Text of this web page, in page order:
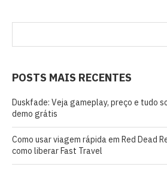
POSTS MAIS RECENTES
Duskfade: Veja gameplay, preço e tudo
demo grátis
Como usar viagem rápida em Red Dead
como liberar Fast Travel